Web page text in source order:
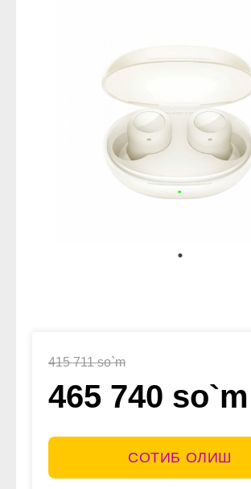
415 711 so`m
465 740 so`m
СОТИБ ОЛИШ